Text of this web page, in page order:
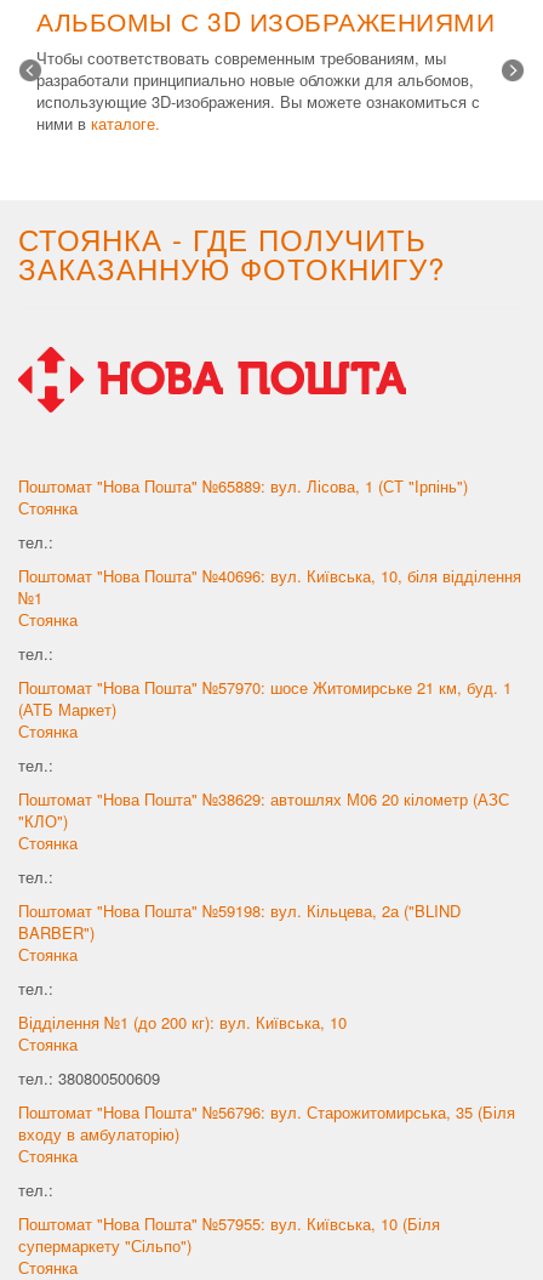
АЛЬБОМЫ С 3D ИЗОБРАЖЕНИЯМИ
Чтобы соответствовать современным требованиям, мы
разработали принципиально новые обложки для альбомов,
использующие 3D-изображения. Вы можете ознакомиться с
ними в каталоге.
СТОЯНКА - ГДЕ ПОЛУЧИТЬ
ЗАКАЗАННУЮ ФОТОКНИГУ?
Поштомат "Нова Пошта" №65889: вул. Лісова, 1 (СТ "Ірпінь")
Стоянка
тел.:
Поштомат "Нова Пошта" №40696: вул. Київська, 10, біля відділення
№1
Стоянка
тел.:
Поштомат "Нова Пошта" №57970: шосе Житомирське 21 км, буд. 1
(АТБ Маркет)
Стоянка
тел.:
Поштомат "Нова Пошта" №38629: автошлях М06 20 кілометр (АЗС
"КЛО")
Стоянка
тел.:
Поштомат "Нова Пошта" №59198: вул. Кільцева, 2а ("BLIND
BARBER")
Стоянка
тел.:
Відділення №1 (до 200 кг): вул. Київська, 10
Стоянка
тел.: 380800500609
Поштомат "Нова Пошта" №56796: вул. Старожитомирська, 35 (Біля
входу в амбулаторію)
Стоянка
тел.:
Поштомат "Нова Пошта" №57955: вул. Київська, 10 (Біля
супермаркету "Сільпо")
Стоянка